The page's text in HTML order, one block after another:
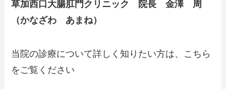
草加西口大腸肛門クリニック 院長 金澤 周
（かなざわ あまね）
当院の診療について詳しく知りたい方は、こちら
をご覧ください